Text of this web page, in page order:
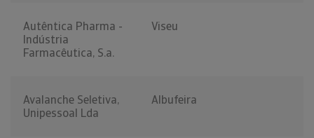
Autêntica Pharma -
Indústria
Farmacêutica, S.a.
Viseu
Avalanche Seletiva,
Unipessoal Lda
Albufeira